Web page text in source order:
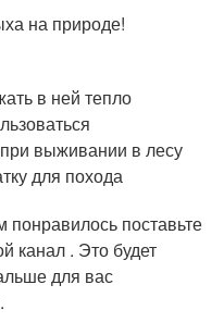
на природе!
в ней тепло
выживании в лесу
для похода
поставьте
. Это будет
для вас